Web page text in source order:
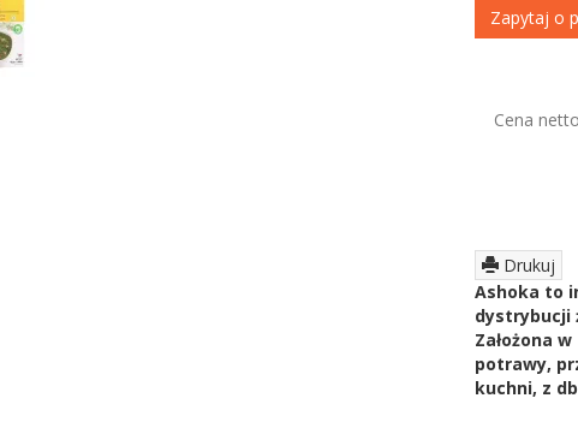
Zapytaj o
Cena
Drukuj
Ashoka to
dystrybucji
Założona
potrawy,
kuchni, z